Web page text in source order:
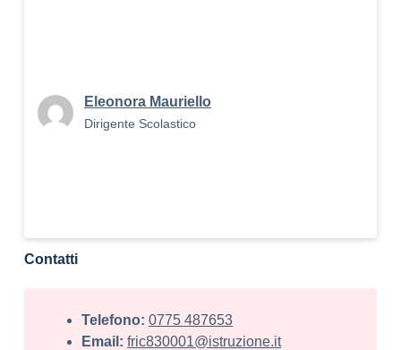
Eleonora Mauriello
Dirigente Scolastico
Contatti
Telefono: 0775 487653
Email: fric830001@istruzione.it